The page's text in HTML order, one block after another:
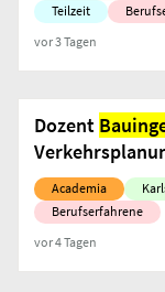
Teilzeit
vor 3 Tagen
Dozent
Academia
Berufserfahrene
vor 4 Tagen